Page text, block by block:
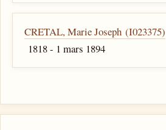
CRETAL, Marie Joseph (I023375)
1818 - 1 mars 1894